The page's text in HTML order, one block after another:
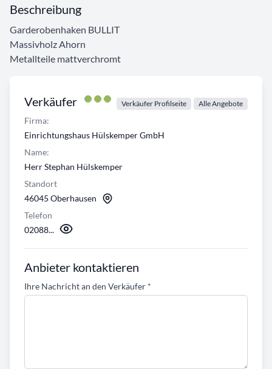
Verkäufer Verkäufer Profilseite Alle Angebote
Firma:
Einrichtungshaus Hülskemper GmbH
Name:
Herr Stephan Hülskemper
Standort
46045 Oberhausen
Telefon
02088...
Anbieter kontaktieren
Ihre Nachricht an den Verkäufer *
Beschreibung
Garderobenhaken BULLIT
Massivholz Ahorn
Metallteile mattverchromt